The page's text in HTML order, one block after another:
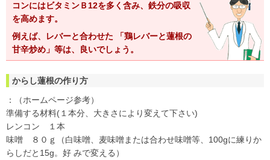
コンにはビタミンＢ12を多く含み、鉄分の吸収
を高めます。
例えば、レバーと合わせた 「鶏レバーと蓮根の
甘辛炒め」等は、良いでしょう。
からし蓮根の作り方
：（ホームページ参考）
準備する材料(１本分、大きさにより変えて下さい)
レンコン １本
味噌 ８０ｇ（白味噌、麦味噌または合わせ味噌等、100gに練りか
らしだと15g。好 みで変える）